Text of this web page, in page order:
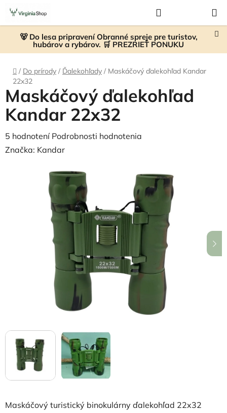
Prejsť
obsah
🐻 Do lesa pripravení Obranné spreje pre turistov,
hubárov a rybárov. 🛒 PREZRIEŤ PONUKU
KOŠÍK
Domov
/ Do prírody / Ďalekohľady / Maskáčový ďalekohľad Kandar
22x32
Maskáčový turistický binokulárny ďalekohľad 22x32
Maskáčový ďalekohľad
Kandar 22x32
Priemerné
hodnotenie
5 hodnotení Podrobnosti hodnotenia
Značka: Kandar